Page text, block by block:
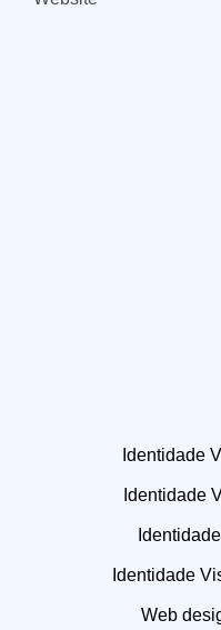
Identidade
Identidade
Identidade
Web